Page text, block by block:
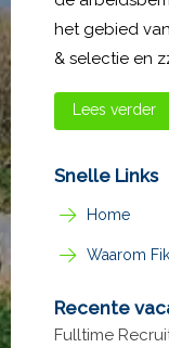
het gebied
& selectie en
Lees verder
Snelle Links
Home
Waarom
Recente
Fulltime